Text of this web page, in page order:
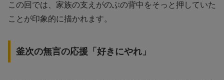
この回では、家族の支えがのぶの背中をそっと押していた
ことが印象的に描かれます。
釜次の無言の応援「好きにやれ」